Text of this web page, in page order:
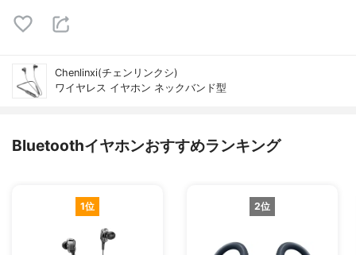
Chenlinxi(チェンリンクシ)
ワイヤレス イヤホン ネックバンド型
Bluetoothイヤホンおすすめランキング
1位 2位